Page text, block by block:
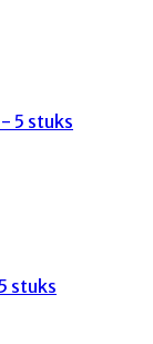
5 stuks
stuks